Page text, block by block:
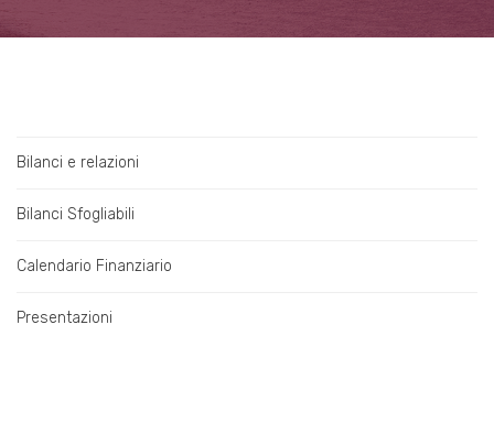
Bilanci e relazioni
Bilanci Sfogliabili
Calendario Finanziario
Presentazioni